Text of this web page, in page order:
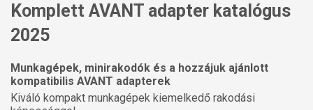
Komplett AVANT adapter katalógus
2025
Munkagépek, minirakodók és a hozzájuk ajánlott
kompatibilis AVANT adapterek
Kiváló kompakt munkagépek kiemelkedő rakodási